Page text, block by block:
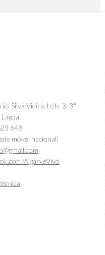
Silva Vieira, Lote 3, 3º
648
móvel nacional)
AlgarveVivo